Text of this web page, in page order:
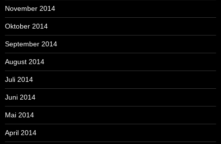
November 2014
Oktober 2014
September 2014
August 2014
Juli 2014
Juni 2014
Mai 2014
April 2014